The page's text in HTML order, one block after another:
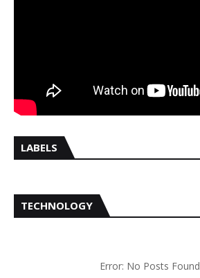
LABELS
TECHNOLOGY
Error: No Posts Found